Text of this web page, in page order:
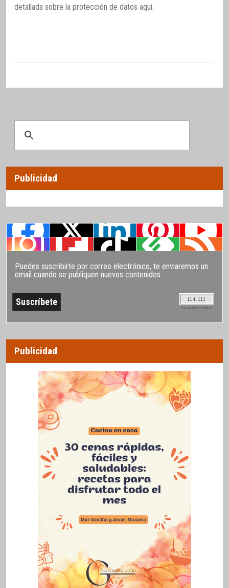
detallada sobre la protección de datos aquí.
Publicidad
Puedes suscribirte por correo electrónico, te enviaremos un
email cuando se publiquen nuevos contenidos
114.111
SUSCRIPTORES
Publicidad